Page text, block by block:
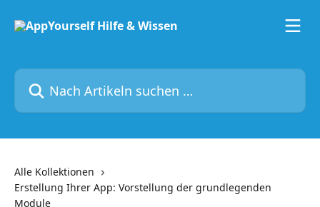
Nach Artikeln suchen …
Alle Kollektionen
Erstellung Ihrer App: Vorstellung der grundlegenden
Module